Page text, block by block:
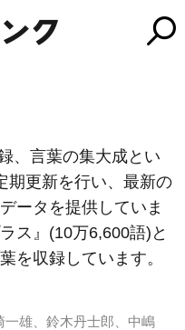
、言葉の集大成とい
期更新を行い、最新の
ータを提供していま
ス』(10万6,600語)と
を収録しています。
雄、鈴木丹士郎、中嶋